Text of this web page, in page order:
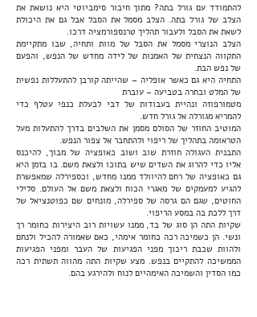
להתמודד עם גורל בתה? מתוך חיבור סימביוטי היא נושאת את
הצלב של גורל בתה. הצלב מסמל את הסבל אבל גם את היכולת
לשאת את הסבל ולעבור תהליך טרנספורמציה דרכו.
הצלב הנוצרי מסמל את הסבל של מוות ותחיה, שבו מתקיימת
התקווה הנצחית של האמנות של לידה מחדש של הנפש, והפעם
של נפש הבת.
התחיה היא גם כאשר אופליה – שהייתה קורבן להתעללות נפשית
של המלט ובחרה בטביעה – עוברת
מטמורפוזה ונהיית בעבודות של דבי לבעלת כנפי עטלף כדי
להמריא מגורלה אל גורל חדש.
המוטיב החוזר של הסולם מסמן את השלבים בדרך להתעלות מעל
הטראומה בתהליך של ריפוי ולהתחבר אל צפור הנפש.
התבנית העגולה חוזרת שוב ושוב כאופציה של מבוך, להיכנס
אליו כדי להרוג את השדים שיש בתוכו ולצאת משם. בו בזמן היא
גם כאופציה של רחם להיוולד ממנו מחדש, וכספירלה שמאפשרת
להגיע למעמקים של מאגרי הכוח ולצאת משם אל העולם. סלילי
החוטים, שגם הם גרסה של ספירלה, מונחים שם כפוטנציאל של
דרך ללכת בה במסע הריפוי.
שקיות התה הן סוג של בד, ממנו עשויות רוב היצירות כחומר רך
ונשי. הן כשמיכה רכה כחומר אימהי, כאם שאמורה להכיל ולנחם
ולהוות שכבת ריכוך מפני הפגיעות של העבר ומפני הפגיעות
הממשיכה להתקיים בנפש. מצע שקיות התה מהווה תשתית רכה
כמו הסדין והשמיכה האימהיים לנוח ולהירגע בהם.